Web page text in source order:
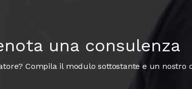
una consulenza
Compila il modulo sottostante e un